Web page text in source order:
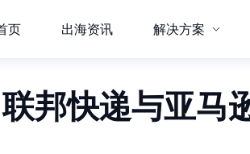
页 出海资讯 解决方案
邦快递与亚马